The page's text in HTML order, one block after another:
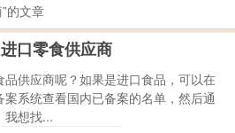
的文章
进口零食供应商
供应商呢？如果是进口食品，可以在
系统查看国内已备案的名单，然后通
我想找...